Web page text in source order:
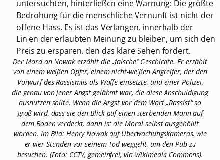
untersuchten, hinterließen eine Warnung: Die größte
Bedrohung für die menschliche Vernunft ist nicht der
offene Hass. Es ist das Verlangen, innerhalb der
Linien der erlaubten Meinung zu bleiben, um sich den
Preis zu ersparen, den das klare Sehen fordert.
Der Mord an Nowak erzählt die „falsche“ Geschichte. Er erzählt
von einem weißen Opfer, einem nicht-weißen Angreifer, der den
Vorwurf des Rassismus als Waffe einsetzte, und einer Polizei,
die genau von jener Angst gelähmt war, die diese Anschuldigung
ausnutzen sollte. Wenn die Angst vor dem Wort „Rassist“ so
groß wird, dass sie den Blick auf einen sterbenden Mann auf
dem Boden verdeckt, dann ist die Moral selbst ausgehöhlt
worden. Im Bild: Henry Nowak auf Überwachungskameras, wie
er vier Stunden vor seinem Tod weggeht, um den Pub zu
besuchen. (Foto: CCTV, gemeinfrei, via Wikimedia Commons).